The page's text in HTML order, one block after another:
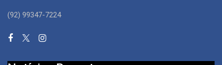
(92) 99347-7224